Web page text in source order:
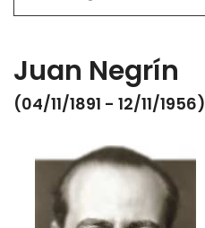
Juan Negrín
(04/11/1891 - 12/11/1956)